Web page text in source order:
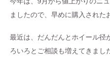
ましたので、早めに購入された
最近は、だんだんとホイール径
ろいろとご相談も増えてきまし